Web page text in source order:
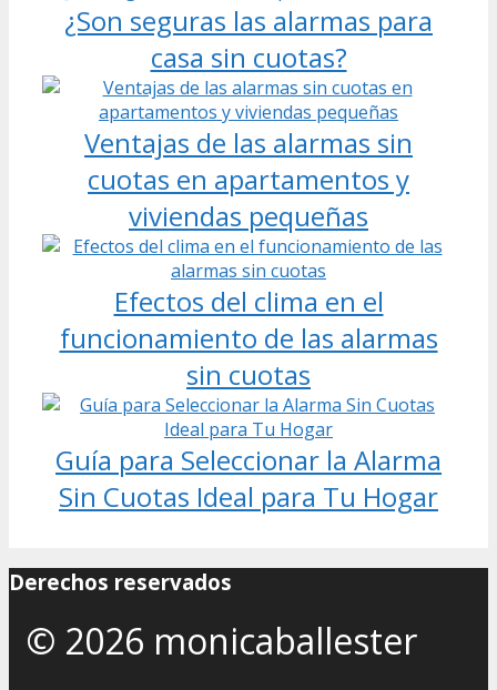
¿Son seguras las alarmas para
casa sin cuotas?
Ventajas de las alarmas sin
cuotas en apartamentos y
viviendas pequeñas
Efectos del clima en el
funcionamiento de las alarmas
sin cuotas
Guía para Seleccionar la Alarma
Sin Cuotas Ideal para Tu Hogar
Derechos reservados
© 2026 monicaballester